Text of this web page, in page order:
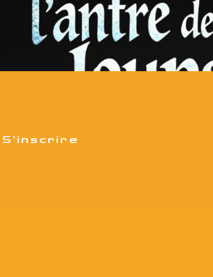
S’inscrire